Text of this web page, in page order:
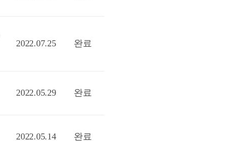
2022.07.25 완료
2022.05.29 완료
2022.05.14 완료